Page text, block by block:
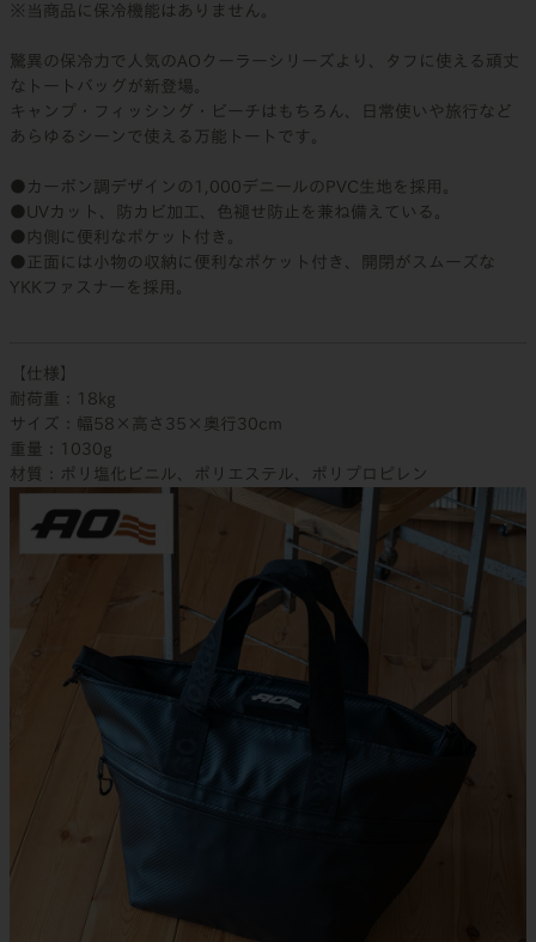
※当商品に保冷機能はありません。
驚異の保冷力で人気のAOクーラーシリーズより、タフに使える頑丈
なトートバッグが新登場。
キャンプ・フィッシング・ビーチはもちろん、日常使いや旅行など
あらゆるシーンで使える万能トートです。
●カーボン調デザインの1,000デニールのPVC生地を採用。
●UVカット、防カビ加工、色褪せ防止を兼ね備えている。
●内側に便利なポケット付き。
●正面には小物の収納に便利なポケット付き、開閉がスムーズな
YKKファスナーを採用。
【仕様】
耐荷重：18kg
サイズ：幅58×高さ35×奥行30cm
重量：1030g
材質：ポリ塩化ビニル、ポリエステル、ポリプロピレン